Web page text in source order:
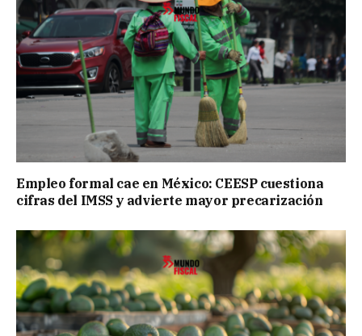
Empleo formal cae en México: CEESP cuestiona
cifras del IMSS y advierte mayor precarización